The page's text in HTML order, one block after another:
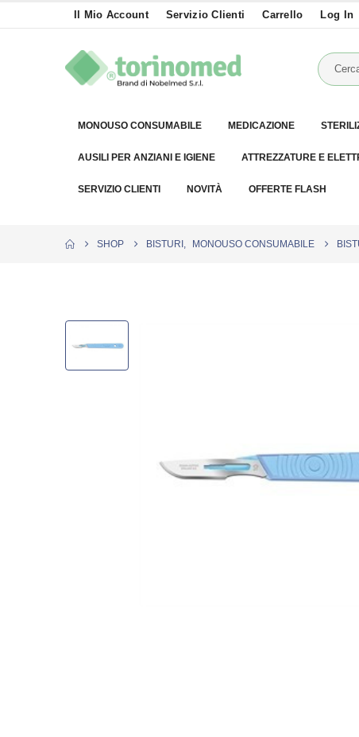
Il Mio Account Servizio Clienti Carrello Log In
MONOUSO CONSUMABILE MEDICAZIONE
AUSILI PER ANZIANI E IGIENE ATTREZZATURE E
SERVIZIO CLIENTI NOVITÀ OFFERTE FLASH
SHOP BISTURI MONOUSO CONSUMABILE